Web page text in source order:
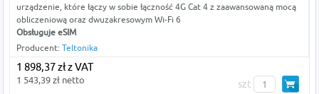
urządzenie, które łączy w sobie łączność 4G Cat 4 z zaawansowaną mocą
obliczeniową oraz dwuzakresowym Wi-Fi 6
Obsługuje eSIM
Producent: Teltonika
1 898,37 zł z VAT
1 543,39 zł netto szt